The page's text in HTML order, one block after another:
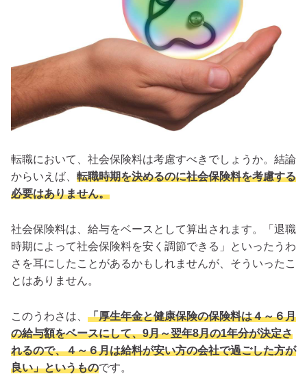
転職において、社会保険料は考慮すべきでしょうか。結論
からいえば、 転職時期を決めるのに社会保険料を考慮する
必要はありません。
社会保険料は、給与をベースとして算出されます。「退職
時期によって社会保険料を安く調節できる」といったうわ
さを耳にしたことがあるかもしれませんが、そういったこ
とはありません。
このうわさは、 「厚生年金と健康保険の保険料は４～６月
の給与額をベースにして、9月～翌年8月の1年分が決定さ
れるので、４～６月は給料が安い方の会社で過ごした方が
良い」というものです。